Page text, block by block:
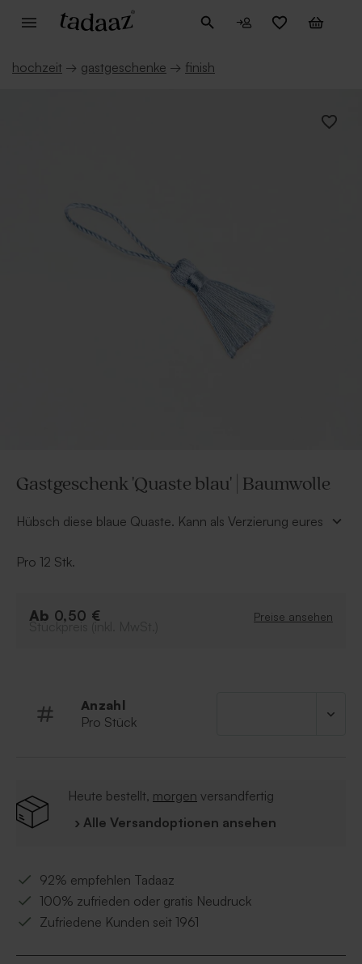
hochzeit → gastgeschenke → finish
Gastgeschenk 'Quaste blau' | Baumwolle
Hübsch diese blaue Quaste. Kann als Verzierung eures
nachhaltiger Baumwolle.
Pro 12 Stk.
Ab 0,50 € Preise ansehen
Anzahl
Pro Stück
Heute bestellt, morgen versandfertig
› Alle Versandoptionen ansehen
92% empfehlen Tadaaz
100% zufrieden oder gratis Neudruck
Zufriedene Kunden seit 1961